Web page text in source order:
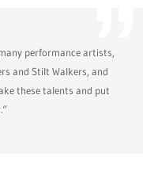
performance artists,
and Stilt Walkers, and
these talents and put